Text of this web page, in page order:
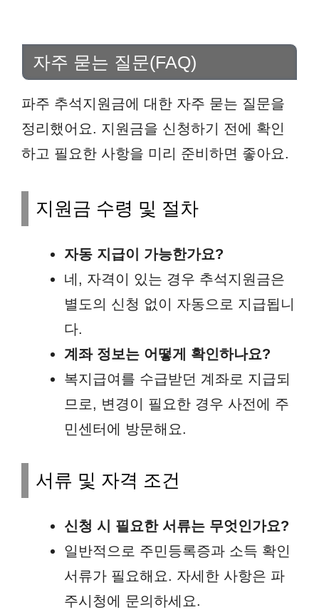
자주 묻는 질문(FAQ)
파주 추석지원금에 대한 자주 묻는 질문을
정리했어요. 지원금을 신청하기 전에 확인
하고 필요한 사항을 미리 준비하면 좋아요.
지원금 수령 및 절차
자동 지급이 가능한가요?
네, 자격이 있는 경우 추석지원금은
별도의 신청 없이 자동으로 지급됩니
다.
계좌 정보는 어떻게 확인하나요?
복지급여를 수급받던 계좌로 지급되
므로, 변경이 필요한 경우 사전에 주
민센터에 방문해요.
서류 및 자격 조건
신청 시 필요한 서류는 무엇인가요?
일반적으로 주민등록증과 소득 확인
서류가 필요해요. 자세한 사항은 파
주시청에 문의하세요.